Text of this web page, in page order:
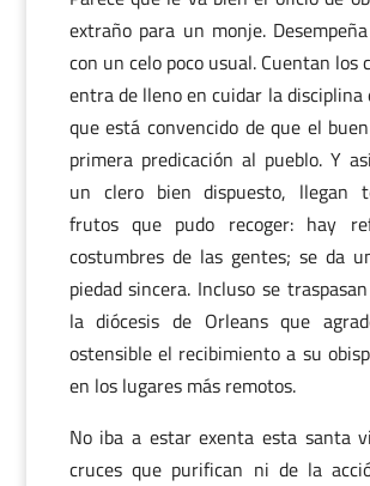
extraño para un monje.
con un celo poco usual. Cuentan los
entra de lleno en cuidar la disciplina
que está convencido de que el
primera predicación al pueblo. Y
un clero bien dispuesto, llegan
frutos que pudo recoger: hay
costumbres de las gentes; se da
piedad sincera. Incluso se
la diócesis de Orleans que
ostensible el recibimiento a su
en los lugares más remotos.
No iba a estar exenta esta santa
cruces que purifican ni de la